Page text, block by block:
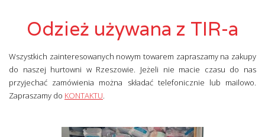
Odzież używana z TIR-a
Wszystkich zainteresowanych nowym towarem zapraszamy na zakupy
do naszej hurtowni w Rzeszowie. Jeżeli nie macie czasu do nas
przyjechać zamówienia można składać telefonicznie lub mailowo.
Zapraszamy do KONTAKTU